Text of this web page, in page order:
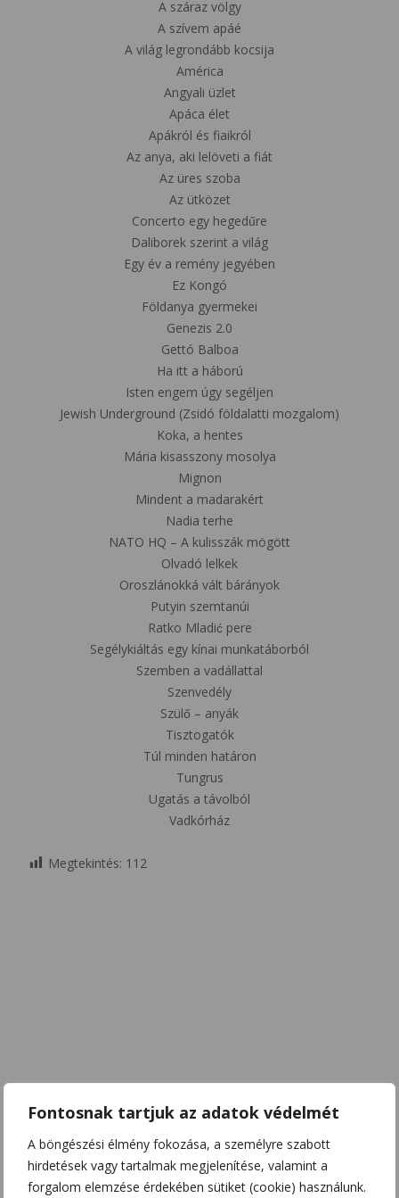
Fontosnak tartjuk az adatok védelmét
A böngészési élmény fokozása, a személyre szabott
hirdetések vagy tartalmak megjelenítése, valamint a
forgalom elemzése érdekében sütiket (cookie) használunk.
A száraz völgy
A szívem apáé
A világ legrondább kocsija
América
Angyali üzlet
Apáca élet
Apákról és fiaikról
Az anya, aki lelöveti a fiát
Az üres szoba
Az ütközet
Concerto egy hegedűre
Daliborek szerint a világ
Egy év a remény jegyében
Ez Kongó
Földanya gyermekei
Genezis 2.0
Gettó Balboa
Ha itt a háború
Isten engem úgy segéljen
Jewish Underground (Zsidó földalatti mozgalom)
Koka, a hentes
Mária kisasszony mosolya
Mignon
Mindent a madarakért
Nadia terhe
NATO HQ – A kulisszák mögött
Olvadó lelkek
Oroszlánokká vált bárányok
Putyin szemtanúi
Ratko Mladić pere
Segélykiáltás egy kínai munkatáborból
Szemben a vadállattal
Szenvedély
Szülő – anyák
Tisztogatók
Túl minden határon
Tungrus
Ugatás a távolból
Vadkórház
Megtekintés: 112